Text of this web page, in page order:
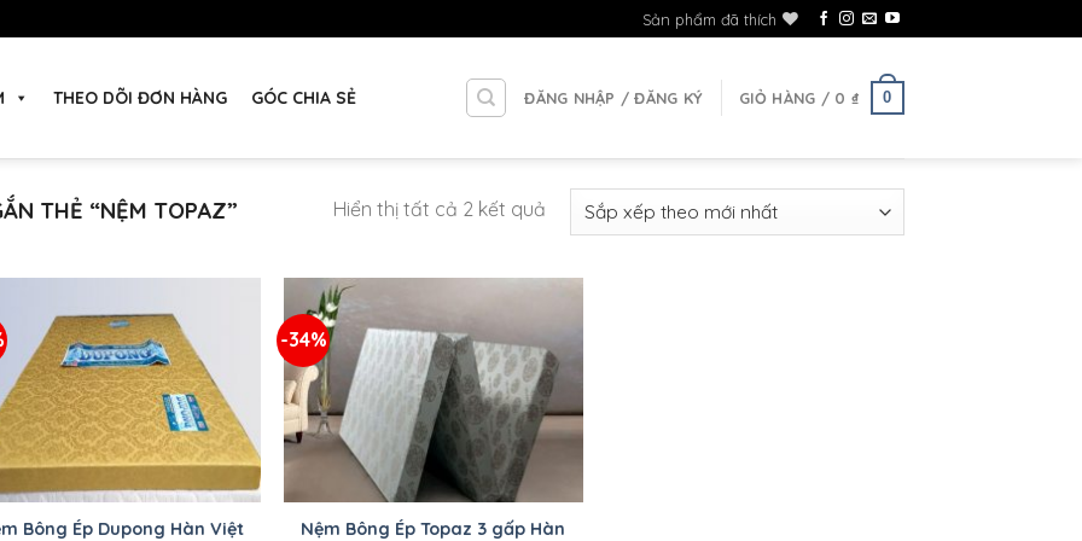
Sản phẩm đã thích
THEO DÕI ĐƠN HÀNG GÓC CHIA SẺ ĐĂNG NHẬP / ĐĂNG KÝ GIỎ HÀNG / 0 ₫ 0
THẺ “NỆM TOPAZ” Hiển thị tất cả 2 kết quả
Bông Ép Dupong Hàn Việt
-34%
Nệm Bông Ép Topaz 3 gấp Hàn